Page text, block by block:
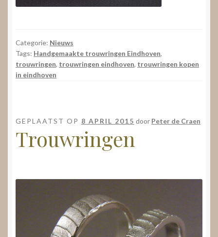
Categorie: Nieuws
Tags: Handgemaakte trouwringen Eindhoven,
trouwringen, trouwringen eindhoven, trouwringen kopen
in eindhoven
GEPLAATST OP 8 APRIL 2015 door Peter de Craen
Trouwringen